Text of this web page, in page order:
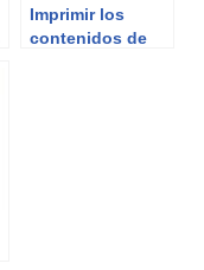
Imprimir los
contenidos de